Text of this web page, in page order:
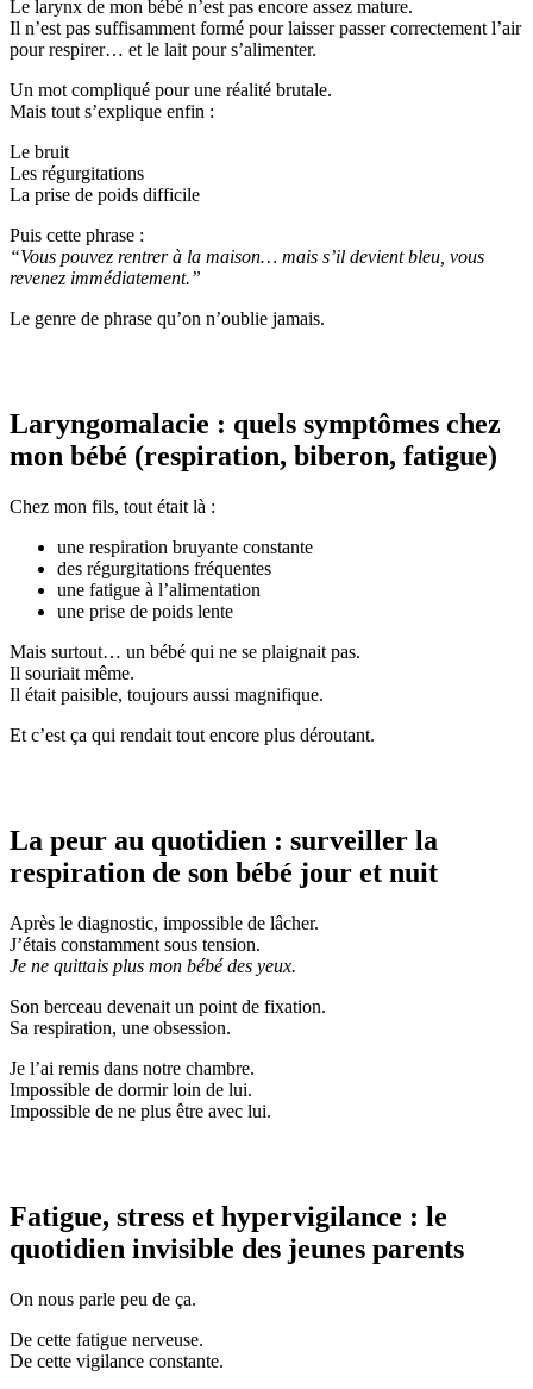
Le larynx de mon bébé n’est pas encore assez mature.
Il n’est pas suffisamment formé pour laisser passer correctement l’air
pour respirer… et le lait pour s’alimenter.
Un mot compliqué pour une réalité brutale.
Mais tout s’explique enfin :
Le bruit
Les régurgitations
La prise de poids difficile
Puis cette phrase :
“Vous pouvez rentrer à la maison… mais s’il devient bleu, vous
revenez immédiatement.”
Le genre de phrase qu’on n’oublie jamais.
Laryngomalacie : quels symptômes chez
mon bébé (respiration, biberon, fatigue)
Chez mon fils, tout était là :
une respiration bruyante constante
des régurgitations fréquentes
une fatigue à l’alimentation
une prise de poids lente
Mais surtout… un bébé qui ne se plaignait pas.
Il souriait même.
Il était paisible, toujours aussi magnifique.
Et c’est ça qui rendait tout encore plus déroutant.
La peur au quotidien : surveiller la
respiration de son bébé jour et nuit
Après le diagnostic, impossible de lâcher.
J’étais constamment sous tension.
Je ne quittais plus mon bébé des yeux.
Son berceau devenait un point de fixation.
Sa respiration, une obsession.
Je l’ai remis dans notre chambre.
Impossible de dormir loin de lui.
Impossible de ne plus être avec lui.
Fatigue, stress et hypervigilance : le
quotidien invisible des jeunes parents
On nous parle peu de ça.
De cette fatigue nerveuse.
De cette vigilance constante.